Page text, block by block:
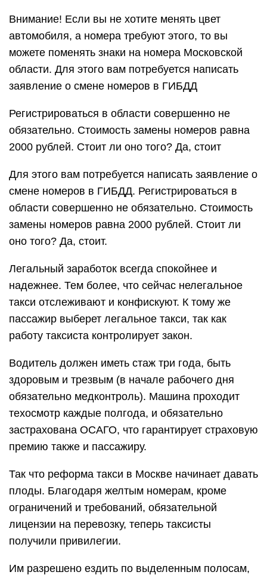
Внимание! Если вы не хотите менять цвет
автомобиля, а номера требуют этого, то вы
можете поменять знаки на номера Московской
области. Для этого вам потребуется написать
заявление о смене номеров в ГИБДД
Регистрироваться в области совершенно не
обязательно. Стоимость замены номеров равна
2000 рублей. Стоит ли оно того? Да, стоит
Для этого вам потребуется написать заявление о
смене номеров в ГИБДД. Регистрироваться в
области совершенно не обязательно. Стоимость
замены номеров равна 2000 рублей. Стоит ли
оно того? Да, стоит.
Легальный заработок всегда спокойнее и
надежнее. Тем более, что сейчас нелегальное
такси отслеживают и конфискуют. К тому же
пассажир выберет легальное такси, так как
работу таксиста контролирует закон.
Водитель должен иметь стаж три года, быть
здоровым и трезвым (в начале рабочего дня
обязательно медконтроль). Машина проходит
техосмотр каждые полгода, и обязательно
застрахована ОСАГО, что гарантирует страховую
премию также и пассажиру.
Так что реформа такси в Москве начинает давать
плоды. Благодаря желтым номерам, кроме
ограничений и требований, обязательной
лицензии на перевозку, теперь таксисты
получили привилегии.
Им разрешено ездить по выделенным полосам,